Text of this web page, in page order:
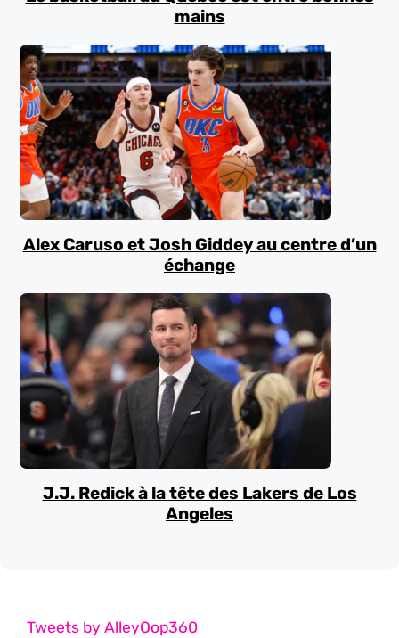
mains
Alex Caruso et Josh Giddey au centre d’un
échange
J.J. Redick à la tête des Lakers de Los
Angeles
Tweets by AlleyOop360